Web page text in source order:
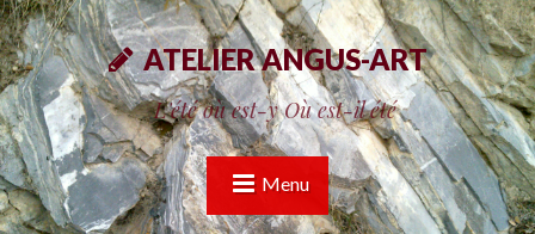
ATELIER ANGUS-ART
L'été où est-y Où est-il été
Menu